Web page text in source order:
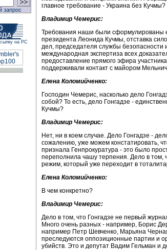
запрос
на РС
главное требование - Украина без Кучмы?
Владимир Чемерис:
Требования наши были сформулированы
президента Леонида Кучмы, отставка
дел, председателя службы безопасности
международная экспертиза всех
предоставление прямого эфира
поддерживали контакт с майором
Елена Коломийченко:
Господин Чемерис, насколько дело
собой? То есть, дело Гонгадзе -
Кучмы?
Владимир Чемерис:
Нет, ни в коем случае. Дело Гонгадзе -
сожалению, уже можем констатировать,
признала Генпрокуратура - это было
переполнила чашу терпения. Дело в том,
режим, который уже переходит в
Елена Коломийченко:
В чем конкретно?
Владимир Чемерис:
Дело в том, что Гонгадзе не первый
Много очень разных - например, Борис
например Петр Шевченко, Марьяна
преследуются оппозиционные партии и
убийств. Это и депутат Вадим Гельман и